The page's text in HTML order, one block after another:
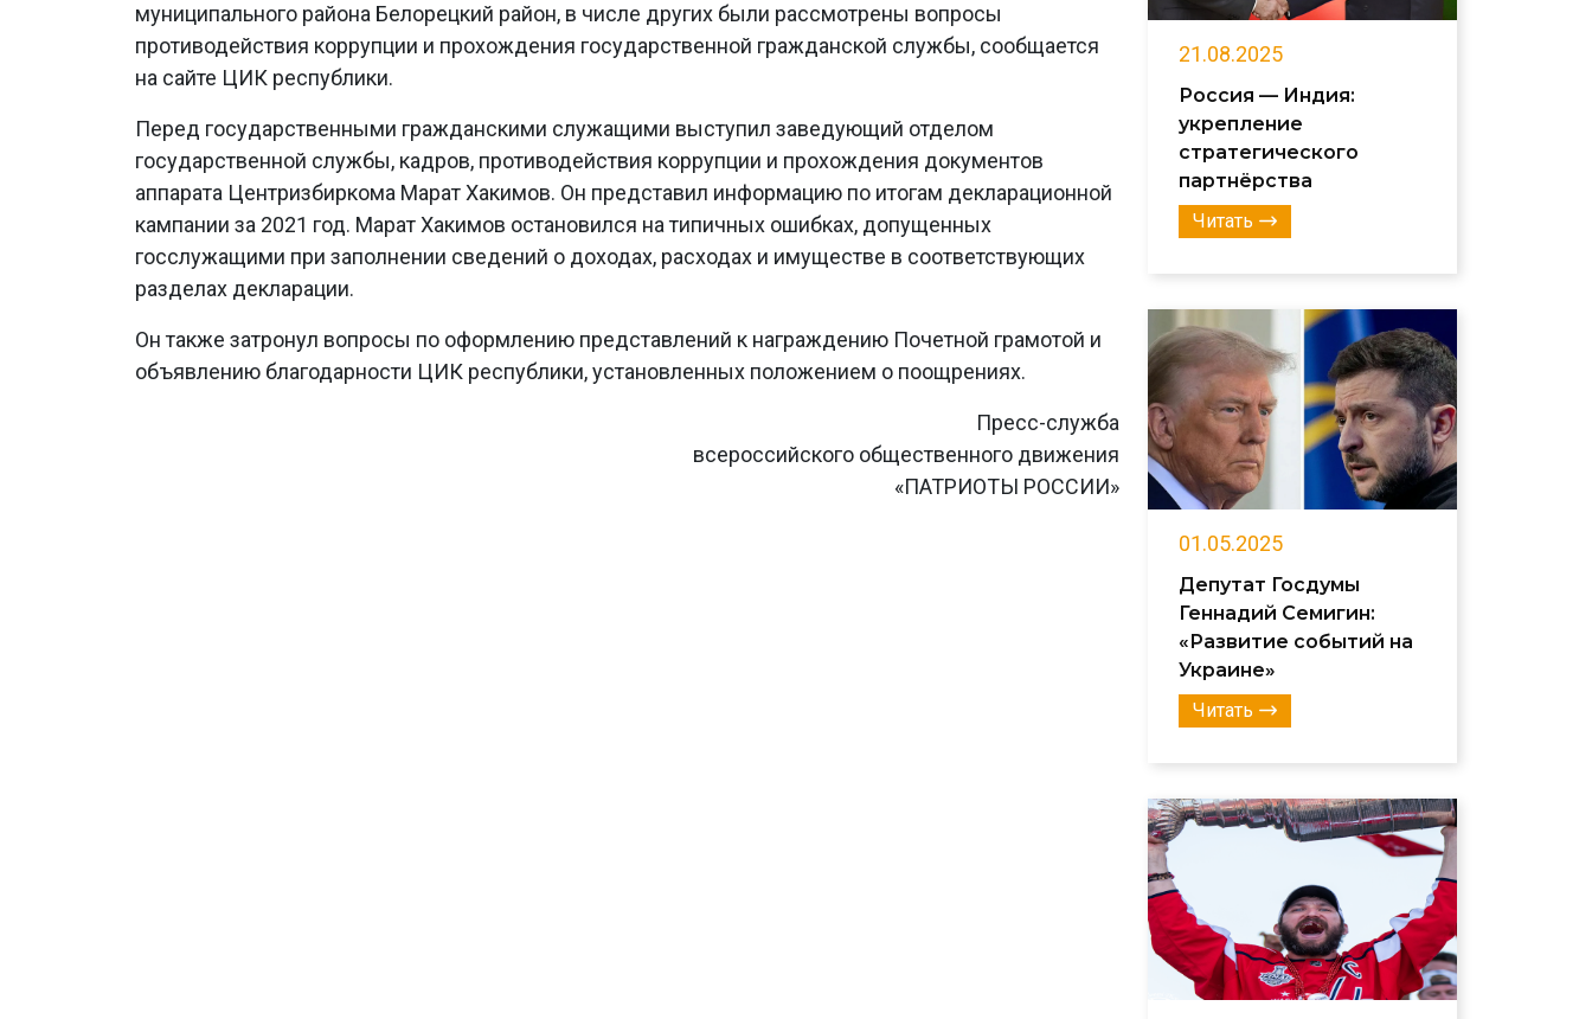
муниципального района Белорецкий район, в числе других были рассмотрены вопросы
противодействия коррупции и прохождения государственной гражданской службы, сообщается
на сайте ЦИК республики.
Перед государственными гражданскими служащими выступил заведующий отделом
государственной службы, кадров, противодействия коррупции и прохождения документов
аппарата Центризбиркома Марат Хакимов. Он представил информацию по итогам декларационной
кампании за 2021 год. Марат Хакимов остановился на типичных ошибках, допущенных
госслужащими при заполнении сведений о доходах, расходах и имуществе в соответствующих
разделах декларации.
Он также затронул вопросы по оформлению представлений к награждению Почетной грамотой и
объявлению благодарности ЦИК республики, установленных положением о поощрениях.
Пресс-служба
всероссийского общественного движения
«ПАТРИОТЫ РОССИИ»
21.08.2025
Россия — Индия:
укрепление
стратегического
партнёрства
Читать
01.05.2025
Депутат Госдумы
Геннадий Семигин:
«Развитие событий на
Украине»
Читать